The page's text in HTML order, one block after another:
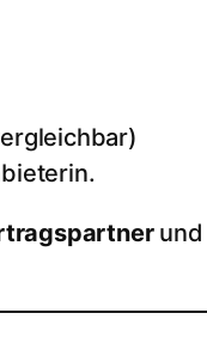
und